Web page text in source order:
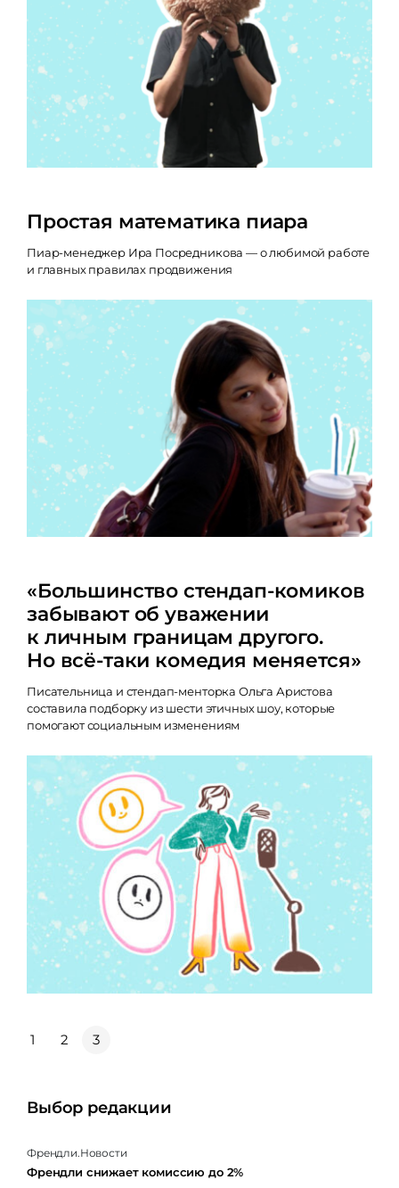
Простая математика пиара
Пиар-менеджер Ира Посредникова — о любимой работе
и главных правилах продвижения
«Большинство стендап-комиков
забывают об уважении
к личным границам другого.
Но всё-таки комедия меняется»
Писательница и стендап-менторка Ольга Аристова
составила подборку из шести этичных шоу, которые
помогают социальным изменениям
1 2 3
Выбор редакции
Френдли.Новости
Френдли снижает комиссию до 2%